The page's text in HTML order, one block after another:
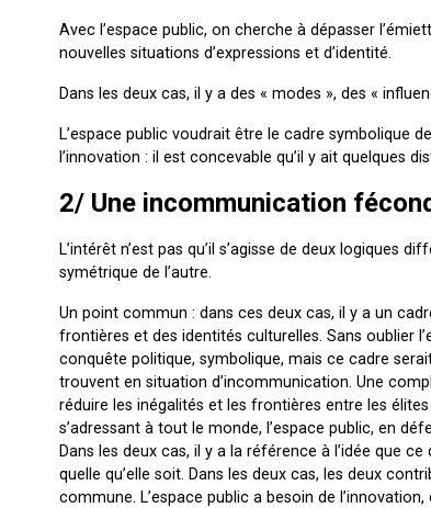
Avec l’espace public, on cherche à dépasser
nouvelles situations d’expressions et d’identité.
Dans les deux cas, il y a des « modes », des «
L’espace public voudrait être le cadre symbolique
l’innovation : il est concevable qu’il y ait quelques
2/ Une incommunication
L’intérêt n’est pas qu’il s’agisse de deux logiques
symétrique de l’autre.
Un point commun : dans ces deux cas, il y a un
frontières et des identités culturelles. Sans oublier
conquête politique, symbolique, mais ce cadre
trouvent en situation d’incommunication. Une
réduire les inégalités et les frontières entre les
s’adressant à tout le monde, l’espace public, en
Dans les deux cas, il y a la référence à l’idée que
quelle qu’elle soit. Dans les deux cas, les deux
commune. L’espace public a besoin de